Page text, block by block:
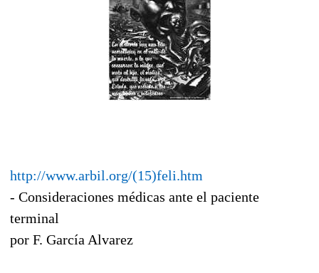
http://www.arbil.org/(15)feli.htm
- Consideraciones médicas ante el paciente
terminal
por F. García Alvarez